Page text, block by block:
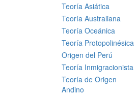
Teoría Asiática
Teoría Australiana
Teoría Oceánica
Teoría Protopolinésica
Origen del Perú
Teoría Inmigracionista
Teoría de Origen
Andino